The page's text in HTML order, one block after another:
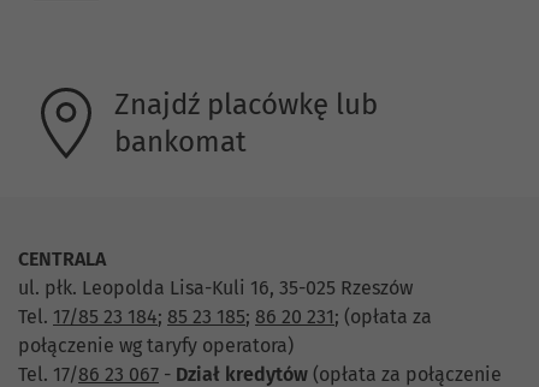
Znajdź placówkę lub
bankomat
CENTRALA
ul. płk. Leopolda Lisa-Kuli 16, 35-025 Rzeszów
Tel. 17/85 23 184; 85 23 185; 86 20 231; (opłata za
połączenie wg taryfy operatora)
Tel. 17/86 23 067 - Dział kredytów (opłata za połączenie